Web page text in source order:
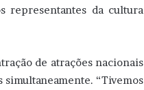
representantes da cultura
de atrações nacionais
“Tivemos